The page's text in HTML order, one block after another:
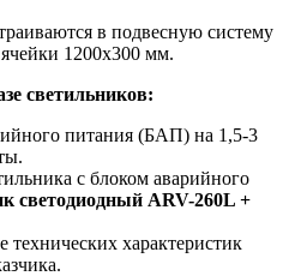
в подвесную систему
1200х300 мм.
светильников:
питания (БАП) на 1,5-3
с блоком аварийного
светодиодный ARV-260L +
технических характеристик